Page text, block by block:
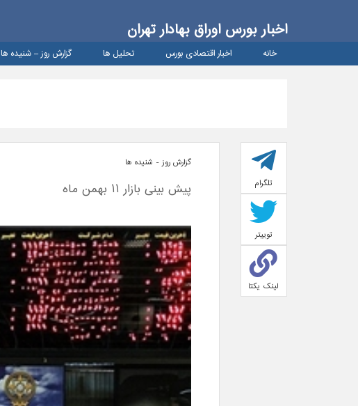
اخبار بورس اوراق بهادار تهران
خانه اخبار اقتصادی بورس تحلیل ها گزارش روز – شنيده ها
تلگرام
توییتر
لینک یکتا
گزارش روز - شنيده ها
پیش بینی بازار 11 بهمن ماه